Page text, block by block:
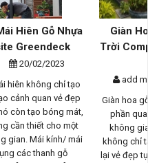
Giàn Hoa Gỗ Nhựa Ngoài
Trời Composite - Phương Án
Th...
add min
17/02/2023
Giàn hoa gỗ nhựa ngoài trời là một
phần quan trọng trong thiết kế
không gian sống ngoài trời, nó
không chỉ tạo điểm nhấn và mang
lại vẻ đẹp tự nhiên tuyệt vời mà con